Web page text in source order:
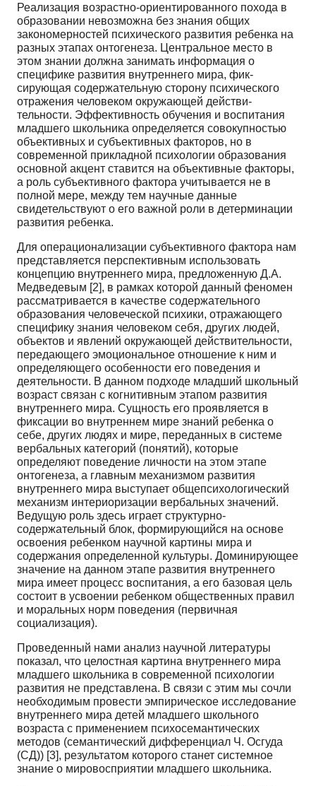
Реализация возрастно-ориентированного похода в
образовании невозможна без знания об­щих
закономерностей психического развития ребенка на
разных этапах онтогенеза. Центральное место в
этом знании должна занимать информация о
специфике развития внутреннего мира, фик­
сирующая содержательную сторону психического
отражения человеком окружающей действи­
тельности. Эффективность обучения и воспитания
младшего школьника определяется совокупно­стью
объективных и субъективных факторов, но в
современной прикладной психологии образова­ния
основной акцент ставится на объективные факторы,
а роль субъективного фактора учитыва­ется не в
полной мере, между тем научные данные
свидетельствуют о его важной роли в детерми­нации
развития ребенка.
Для операционализации субъективного фактора нам
представляется перспективным исполь­зовать
концепцию внутреннего мира, предложенную Д.А.
Медведевым [2], в рамках которой дан­ный феномен
рассматривается в качестве содержательного
образования человеческой психики, от­ражающего
специфику знания человеком себя, других людей,
объектов и явлений окружающей дей­ствительности,
передающего эмоциональное отношение к ним и
определяющего особенности его поведения и
деятельности. В данном подходе младший школьный
возраст связан с когнитивным этапом развития
внутреннего мира. Сущность его проявляется в
фиксации во внутреннем мире знаний ребенка о
себе, других людях и мире, переданных в системе
вербальных категорий (понятий), которые
определяют поведение личности на этом этапе
онтогенеза, а главным механизмом развития
внутренне­го мира выступает общепсихологический
механизм интериоризации вербальных значений.
Ведущую роль здесь играет структурно-
содержательный блок, формирующийся на основе
освоения ребенком на­учной картины мира и
содержания определенной культуры. Доминирующее
значение на данном этапе развития внутреннего
мира имеет процесс воспитания, а его базовая цель
состоит в усвоении ребенком общественных правил
и моральных норм поведения (первичная
социализация).
Проведенный нами анализ научной литературы
показал, что целостная картина внутреннего мира
младшего школьника в современной психологии
развития не представлена. В связи с этим мы сочли
не­обходимым провести эмпирическое исследование
внутреннего мира детей младшего школьного
возрас­та с применением психосемантических
методов (семантический дифференциал Ч. Осгуда
(СД)) [3], ре­зультатом которого станет системное
знание о мировосприятии младшего школьника.